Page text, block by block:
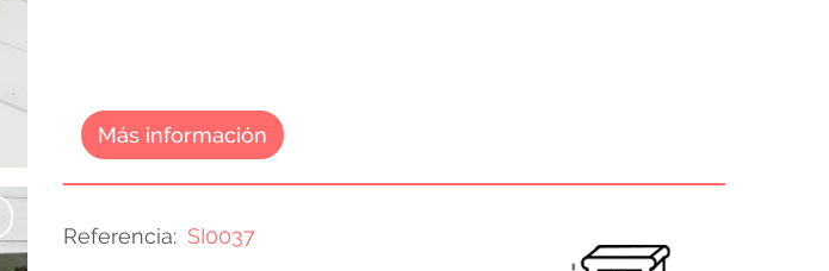
Más información
Referencia SI0037